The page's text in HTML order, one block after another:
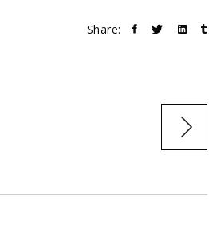
Share: